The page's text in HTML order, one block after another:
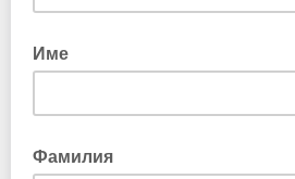
Име
Фамилия